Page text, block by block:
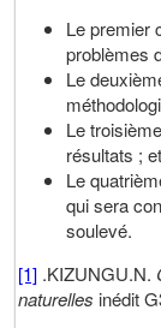
Le premier
problèmes
Le
Le
résultats ; et
Le
qui sera
soulevé.
[1] .KIZUNGU.N.
naturelles inédit